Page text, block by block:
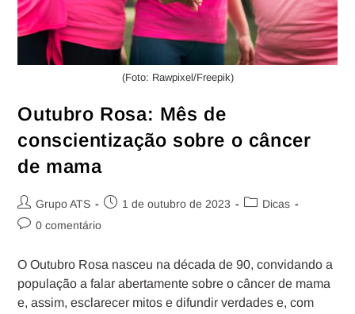
(Foto: Rawpixel/Freepik)
Outubro Rosa: Mês de
conscientização sobre o câncer
de mama
Grupo ATS 1 de outubro de 2023
Dicas
0 comentário
O Outubro Rosa nasceu na década de 90, convidando a
população a falar abertamente sobre o câncer de mama
e, assim, esclarecer mitos e difundir verdades e, com